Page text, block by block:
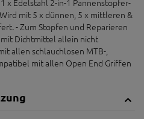
mit 5 x dünnen, 5 x mittleren &
- Zum Stopfen und Reparieren
Dichtmittel allein nicht
allen schlauchlosen MTB-,
mit allen Open End Griffen